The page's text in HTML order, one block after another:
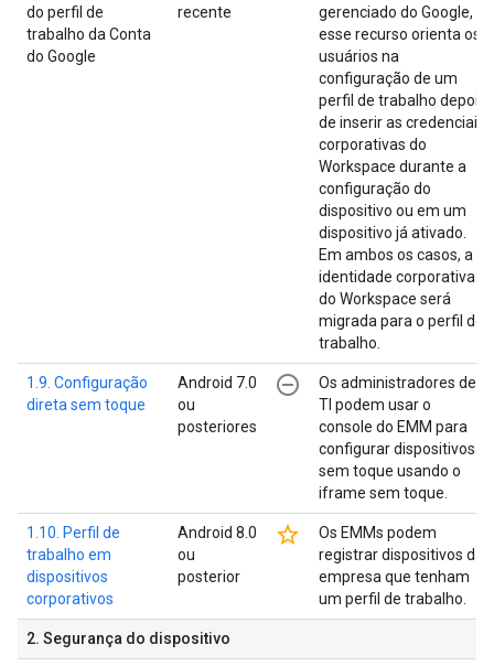
do perfil de
trabalho da Conta
do Google
recente
gerenciado do Google,
esse recurso orienta os
usuários na
configuração de um
perfil de trabalho depois
de inserir as credenciais
corporativas do
Workspace durante a
configuração do
dispositivo ou em um
dispositivo já ativado.
Em ambos os casos, a
identidade corporativa
do Workspace será
migrada para o perfil de
trabalho.
1.9. Configuração
direta sem toque
Android 7.0
ou
posteriores
remove_circle_outline
Os administradores de
TI podem usar o
console do EMM para
configurar dispositivos
sem toque usando o
iframe sem toque.
1.10. Perfil de
trabalho em
dispositivos
corporativos
Android 8.0
ou
posterior
star_border
Os EMMs podem
registrar dispositivos da
empresa que tenham
um perfil de trabalho.
2. Segurança do dispositivo